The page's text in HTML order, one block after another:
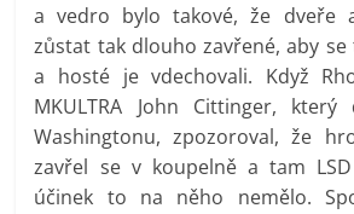
a vedro bylo takové, že dveře
zůstat tak dlouho zavřené, aby se
a hosté je vdechovali. Když
MKULTRA John Cittinger,
Washingtonu, zpozoroval, že
zavřel se v koupelně a tam
účinek to na něho nemělo.